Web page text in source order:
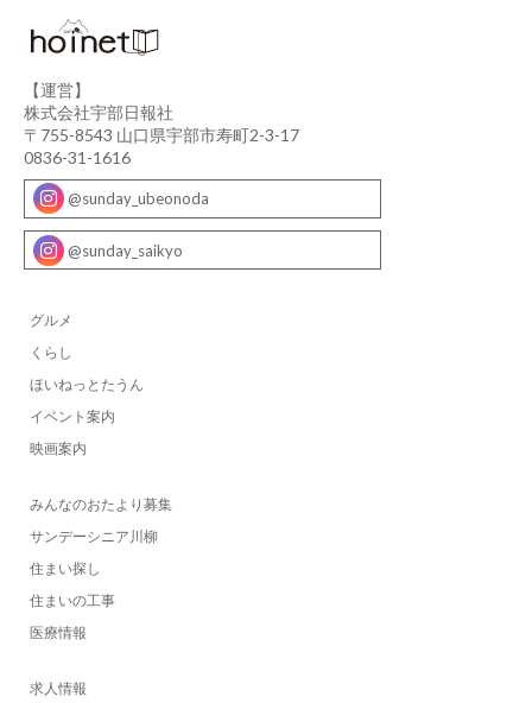
【運営】
株式会社宇部日報社
〒755-8543 山口県宇部市寿町2-3-17
0836-31-1616
@sunday_ubeonoda
@sunday_saikyo
グルメ
くらし
ほいねっとたうん
イベント案内
映画案内
みんなのおたより募集
サンデーシニア川柳
住まい探し
住まいの工事
医療情報
求人情報